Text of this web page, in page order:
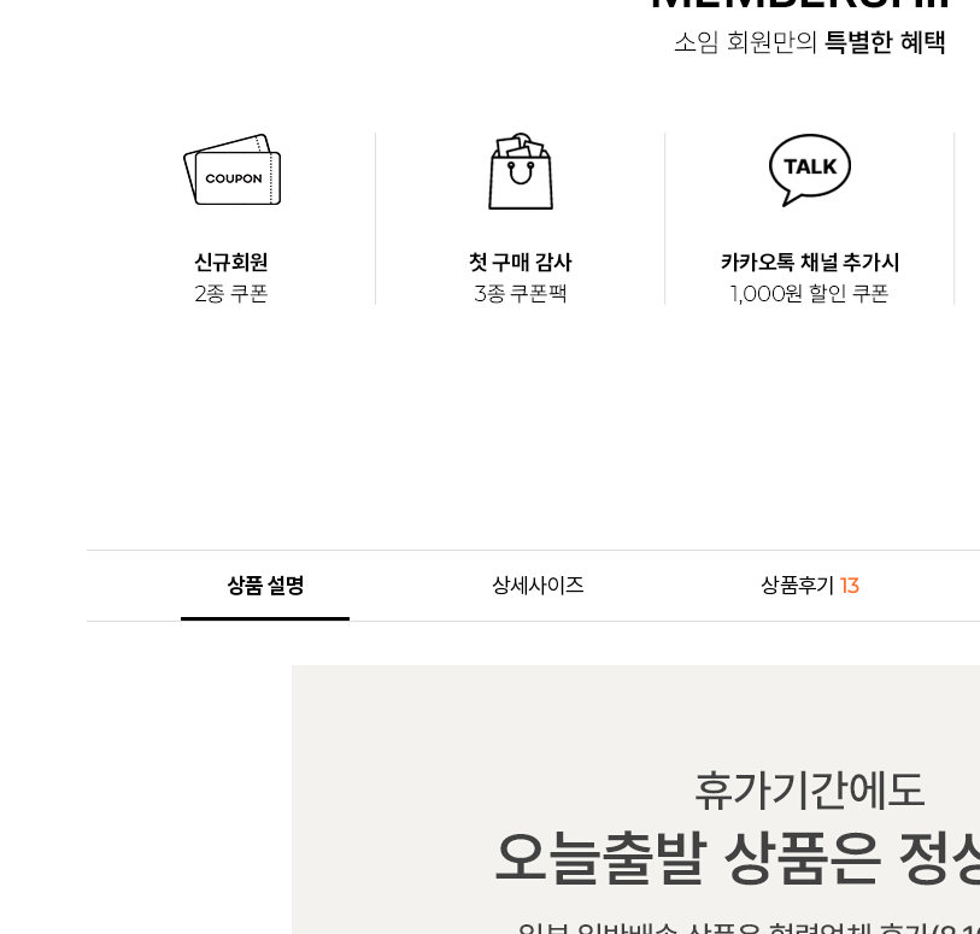
상품 설명 상세사이즈 상품후기13